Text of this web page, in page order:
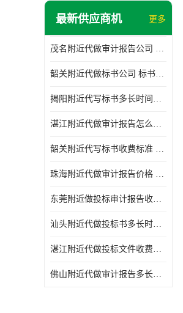
最新供应商机 更多
茂名附近代做审计报告公司 投标书怎么做
韶关附近代做标书公司 标书制作周期快
揭阳附近代写标书多长时间做好 投标书怎么做
湛江附近代做审计报告怎么收费 一对一服务
韶关附近代写标书收费标准 满足客户需求
珠海附近代做审计报告价格 投标书怎么做
东莞附近做投标审计报告收费标准 标书废标注意事项
汕头附近代做投标书多长时间做好 标书废标注意事项
湛江附近代做投标文件收费标准 投标书怎么做
佛山附近代做审计报告多长时间做好 标书打印封装